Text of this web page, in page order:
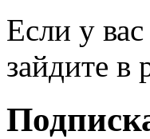
Если у
зайдите в